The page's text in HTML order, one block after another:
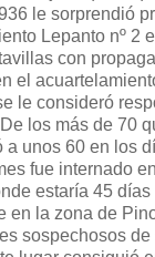
le sorprendió
Lepanto nº 2
con
el
le consideró
los más de 70
a unos 60 en los
fue internado
estaría 45
en la zona de
sospechosos